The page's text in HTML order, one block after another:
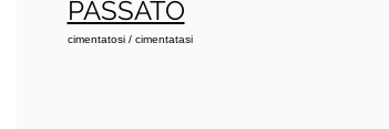
PASSATO
cimentatosi / cimentatasi